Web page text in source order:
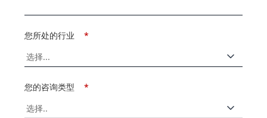
*
您所处的行业
*
您的咨询类型